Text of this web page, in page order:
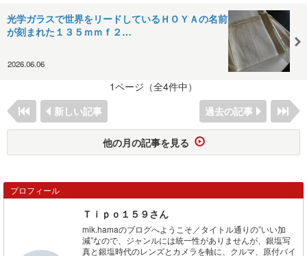
光学ガラスで世界をリードしているＨＯＹＡの名前
が刻まれた１３５ｍｍｆ２…
2026.06.06
1ページ（全4件中）
新しい記事
過去の記事
他の月の記事を見る
プロフィール
Ｔｉｐｏ１５９さん
mik.hamaのブログへようこそ／タイトル通りの”いい加
減”なので、ジャンルには統一性がありませんが、銀塩写
真と銀塩時代のレンズとカメラを軸に、クルマ、原付バイ